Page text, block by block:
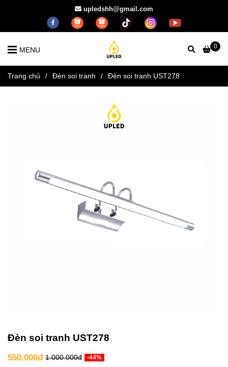
upledshh@gmail.com
0
MENU
Trang chủ / Đèn soi tranh / Đèn soi tranh UST278
Đèn soi tranh UST278
550.000đ 1.000.000đ -44%